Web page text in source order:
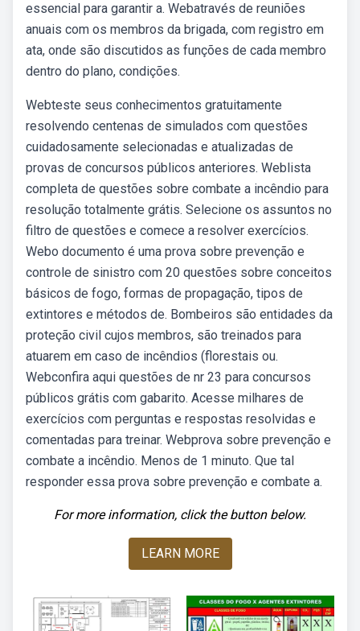
essencial para garantir a. Webatravés de reuniões
anuais com os membros da brigada, com registro em
ata, onde são discutidos as funções de cada membro
dentro do plano, condições.
Webteste seus conhecimentos gratuitamente
resolvendo centenas de simulados com questões
cuidadosamente selecionadas e atualizadas de
provas de concursos públicos anteriores. Weblista
completa de questões sobre combate a incêndio para
resolução totalmente grátis. Selecione os assuntos no
filtro de questões e comece a resolver exercícios.
Webo documento é uma prova sobre prevenção e
controle de sinistro com 20 questões sobre conceitos
básicos de fogo, formas de propagação, tipos de
extintores e métodos de. Bombeiros são entidades da
proteção civil cujos membros, são treinados para
atuarem em caso de incêndios (florestais ou.
Webconfira aqui questões de nr 23 para concursos
públicos grátis com gabarito. Acesse milhares de
exercícios com perguntas e respostas resolvidas e
comentadas para treinar. Webprova sobre prevenção e
combate a incêndio. Menos de 1 minuto. Que tal
responder essa prova sobre prevenção e combate a.
For more information, click the button below.
LEARN MORE